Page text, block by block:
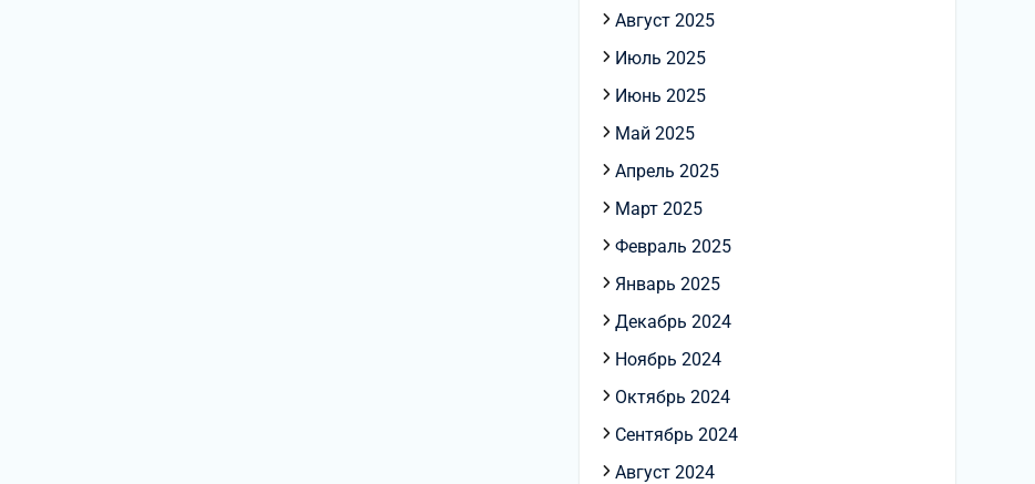
Август 2025
Июль 2025
Июнь 2025
Май 2025
Апрель 2025
Март 2025
Февраль 2025
Январь 2025
Декабрь 2024
Ноябрь 2024
Октябрь 2024
Сентябрь 2024
Август 2024